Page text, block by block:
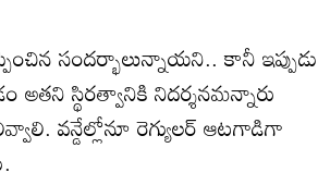
సందర్భాలున్నాయని.. కానీ ఇప్పుడు
స్థిరత్వానికి నిదర్శనమన్నారు
వన్డేల్లోనూ రెగ్యులర్‌ ఆటగాడిగా